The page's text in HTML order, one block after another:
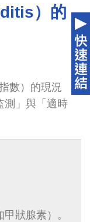
）的
數）的現況
測」與「適時
狀腺素）。